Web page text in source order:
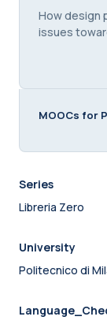
Course
How design
issues
MOOCs for
Series
Libreria Zero
University
Politecnico di